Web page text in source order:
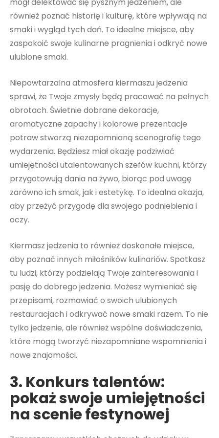
również poznać historię i kulturę, które wpływają na
smaki i wygląd tych dań. To idealne miejsce, aby
zaspokoić swoje kulinarne pragnienia i odkryć nowe
ulubione smaki.
Niepowtarzalna atmosfera kiermaszu jedzenia
sprawi, że Twoje zmysły będą pracować na pełnych
obrotach. Świetnie dobrane dekoracje,
aromatyczne zapachy i kolorowe prezentacje
potraw stworzą niezapomnianą scenografię tego
wydarzenia. Będziesz miał okazję podziwiać
umiejętności utalentowanych szefów kuchni, którzy
przygotowują dania na żywo, biorąc pod uwagę
zarówno ich smak, jak i estetykę. To idealna okazja,
aby przeżyć przygodę dla swojego podniebienia i
oczy.
Kiermasz jedzenia to również doskonałe miejsce,
aby poznać innych miłośników kulinariów. Spotkasz
tu ludzi, którzy podzielają Twoje zainteresowania i
pasję do dobrego jedzenia. Możesz wymieniać się
przepisami, rozmawiać o swoich ulubionych
restauracjach i odkrywać nowe smaki razem. To nie
tylko jedzenie, ale również wspólne doświadczenia,
które mogą tworzyć niezapomniane wspomnienia i
nowe znajomości.
3. Konkurs talentów:
pokaż swoje umiejętności
na scenie festynowej